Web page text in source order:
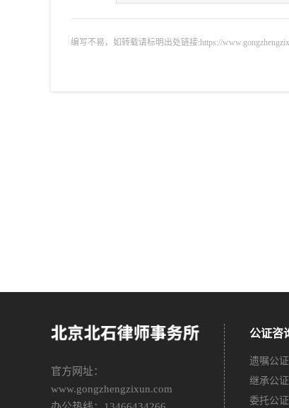
编写不易，如转载请标明出处链接:https://
官方网址：
www.gongzhengzixun.com
公证咨
遗嘱公证
继承公证
委托公证